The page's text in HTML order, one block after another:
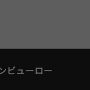
ビューロー